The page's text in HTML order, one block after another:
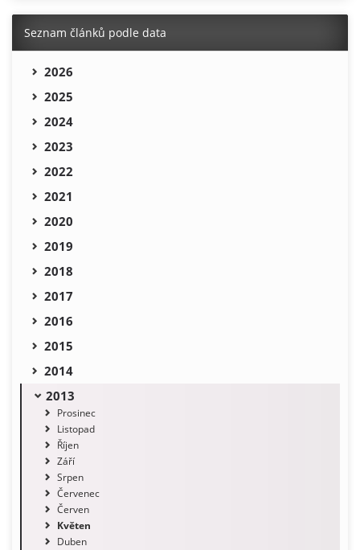
Seznam článků podle data
2026
2025
2024
2023
2022
2021
2020
2019
2018
2017
2016
2015
2014
2013
Prosinec
Listopad
Říjen
Září
Srpen
Červenec
Červen
Květen
Duben